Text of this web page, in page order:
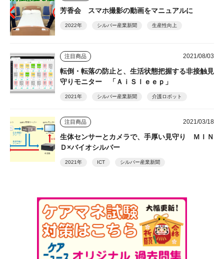
芳香会 スマホ撮影の動画をマニュアルに
2022年 シルバー産業新聞 生産性向上
注目商品 2021/08/03
転倒・転落の防止と、生活状態把握する非接触見
守りモニター 「ＡｉＳｌｅｅｐ」
2021年 シルバー産業新聞 介護ロボット
注目商品 2021/03/18
生体センサーとカメラで、手厚い見守り ＭＩＮ
Ｄ×バイオシルバー
2021年 ICT シルバー産業新聞